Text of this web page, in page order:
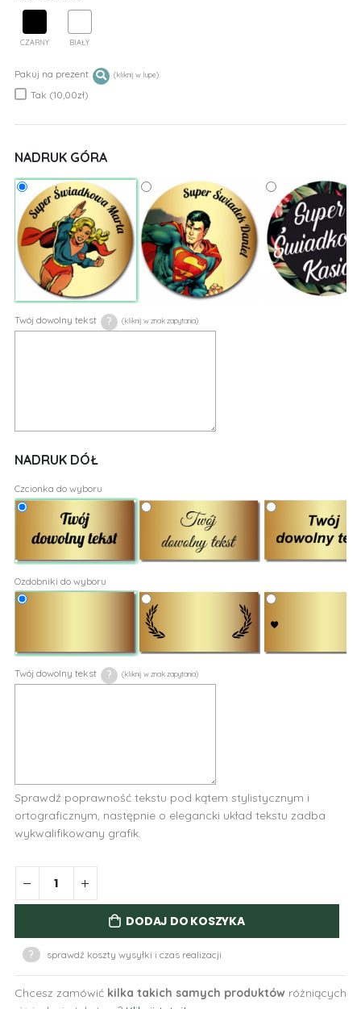
CZARNY BIAŁY
Pakuj na prezent
Tak (10,00zł)
NADRUK GÓRA
Twój dowolny tekst ?
NADRUK DÓŁ
Czcionka do wyboru
Ozdobniki do wyboru
Twój dowolny tekst ?
Sprawdź poprawność tekstu pod kątem stylistycznym i
ortograficznym, następnie o elegancki układ tekstu zadba
wykwalifikowany grafik.
DODAJ DO KOSZYKA
? sprawdź koszty wysyłki i czas realizacji
Chcesz zamówić kilka takich samych produktówróżniących